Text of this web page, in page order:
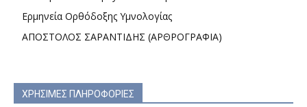
Ερμηνεία Ορθόδοξης Υμνολογίας
ΑΠΟΣΤΟΛΟΣ ΣΑΡΑΝΤΙΔΗΣ (ΑΡΘΡΟΓΡΑΦΙΑ)
ΧΡΗΣΙΜΕΣ ΠΛΗΡΟΦΟΡΙΕΣ